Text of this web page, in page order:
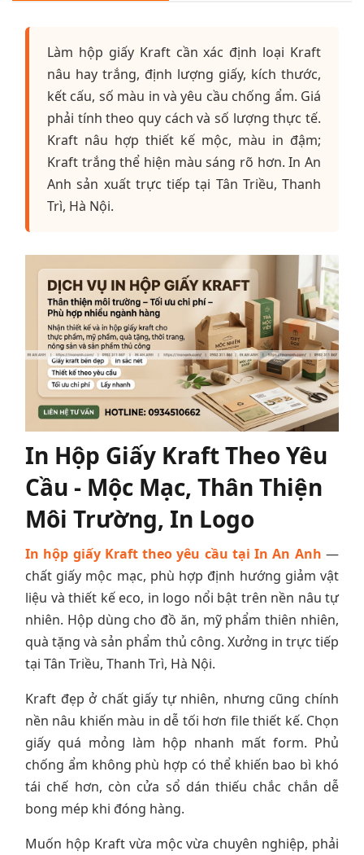
Làm hộp giấy Kraft cần xác định loại Kraft
nâu hay trắng, định lượng giấy, kích thước,
kết cấu, số màu in và yêu cầu chống ẩm. Giá
phải tính theo quy cách và số lượng thực tế.
Kraft nâu hợp thiết kế mộc, màu in đậm;
Kraft trắng thể hiện màu sáng rõ hơn. In An
Anh sản xuất trực tiếp tại Tân Triều, Thanh
Trì, Hà Nội.
In Hộp Giấy Kraft Theo Yêu
Cầu - Mộc Mạc, Thân Thiện
Môi Trường, In Logo
In hộp giấy Kraft theo yêu cầu tại In An Anh —
chất giấy mộc mạc, phù hợp định hướng giảm vật
liệu và thiết kế eco, in logo nổi bật trên nền nâu tự
nhiên. Hộp dùng cho đồ ăn, mỹ phẩm thiên nhiên,
quà tặng và sản phẩm thủ công. Xưởng in trực tiếp
tại Tân Triều, Thanh Trì, Hà Nội.
Kraft đẹp ở chất giấy tự nhiên, nhưng cũng chính
nền nâu khiến màu in dễ tối hơn file thiết kế. Chọn
giấy quá mỏng làm hộp nhanh mất form. Phủ
chống ẩm không phù hợp có thể khiến bao bì khó
tái chế hơn, còn cửa sổ dán thiếu chắc chắn dễ
bong mép khi đóng hàng.
Muốn hộp Kraft vừa mộc vừa chuyên nghiệp, phải